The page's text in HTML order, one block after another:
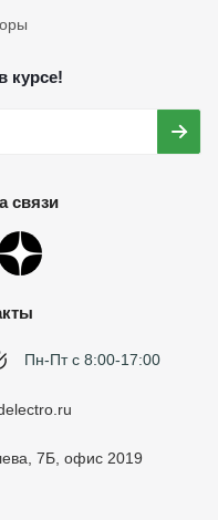
курсе!
связи
Пн-Пт с 8:00-17:00
7Б, офис 2019